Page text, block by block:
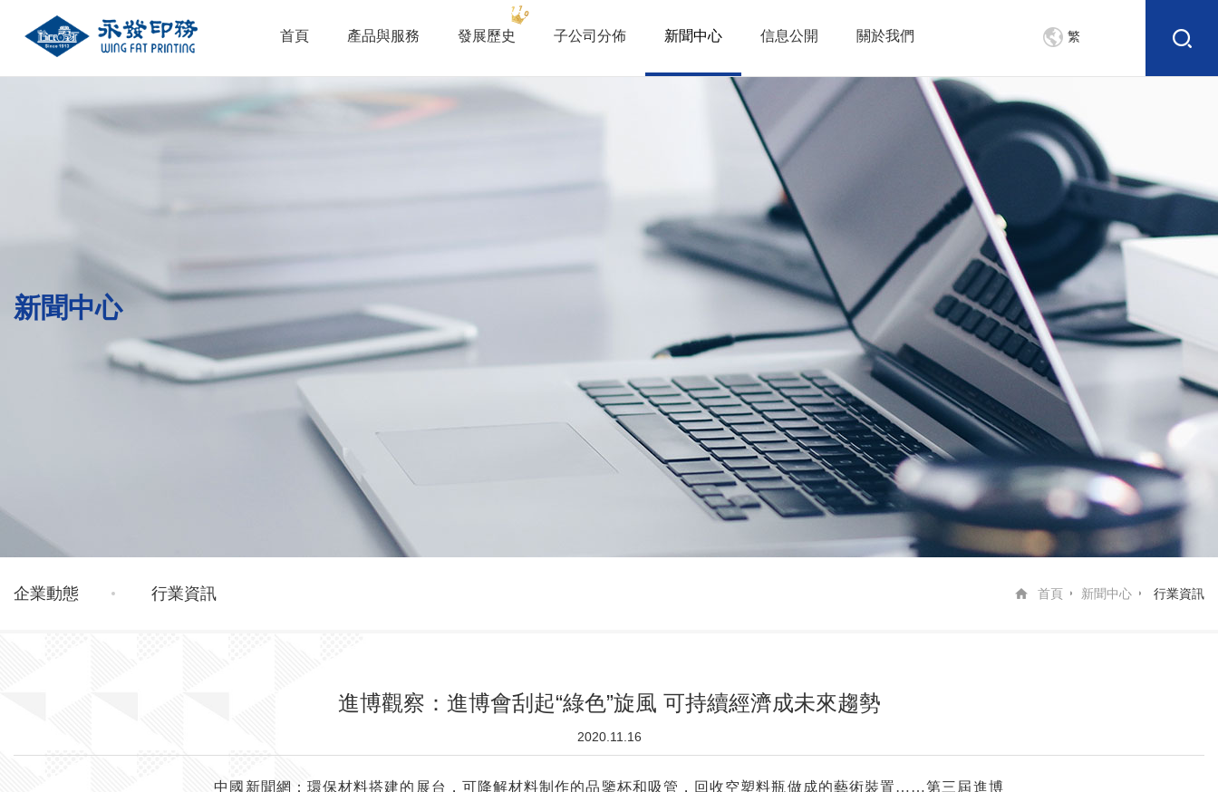
繁
首頁 產品與服務 發展歷史 子公司分佈 新聞中心 信息公開 關於我們
新聞中心
企業動態 行業資訊 首頁 新聞中心 行業資訊
進博觀察：進博會刮起“綠色”旋風 可持續經濟成未來趨勢
2020.11.16
中國新聞網：環保材料搭建的展台，可降解材料制作的品鑒杯和吸管，回收空塑料瓶做成的藝術裝置……第三屆進博